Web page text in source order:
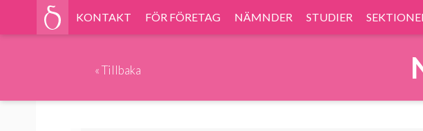
KONTAKT FÖR FÖRETAG NÄMNDER STUDIER
«Tillbaka